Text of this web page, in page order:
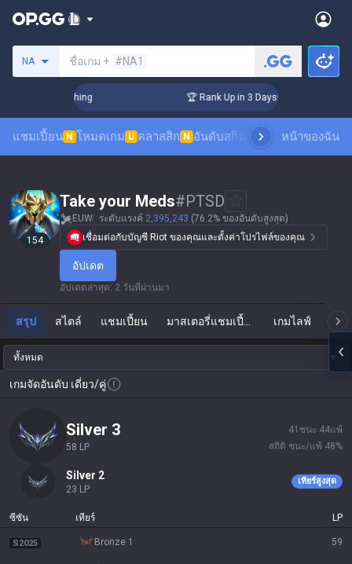
NA
ค้นหาซัมมอนเนอร์
ชื่อเกม + #NA1
🏆 Rank Up in 3 Days! Challenger
แชมเปี้ยน N โหมดเกม U คลาสสิก N อันดับสกิน อันดับผู้เล่นดูเกมขอ
หน้าของฉัน
154
Take your Meds#PTSD
EUW ระดับแรงค์ 2,395,243 (76.2% ของอันดับสูงสุด)
เชื่อมต่อกับบัญชี Riot ของคุณและตั้งค่าโปรไฟล์ของคุณ
อัปเดต
อัปเดตล่าสุด: 2 วันที่ผ่านมา
สรุป สไตล์ แชมเปี้ยน เกมไลฟ์
ทั้งหมด
เกมจัดอันดับ เดี่ยว/คู่
silver 3
58 LP
41 ชนะ 44แพ้
สถิติ ชนะ/แพ้ 48%
silver 2
23 LP
เทียร์สูงสุด
ซีซัน เทียร์ LP
S2025 bronze 1 59